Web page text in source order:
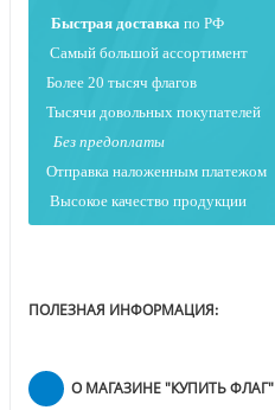
Быстрая доставка по РФ
Самый большой ассортимент
Более 20 тысяч флагов
Тысячи довольных покупателей
Без предоплаты
Отправка наложенным платежом
Высокое качество продукции
ПОЛЕЗНАЯ ИНФОРМАЦИЯ:
О МАГАЗИНЕ "КУПИТЬ ФЛАГ"